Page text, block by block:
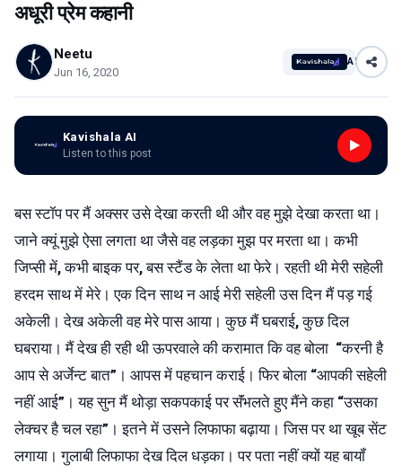
अधूरी प्रेम कहानी
Neetu
Jun 16, 2020
AI
Kavishala AI
Listen to this post
बस स्टॉप पर मैं अक्सर उसे देखा करती थी और वह मुझे देखा करता था।
जाने क्यूं मुझे ऐसा लगता था जैसे वह लड़का मुझ पर मरता था। कभी
जिप्सी में,कभी बाइक पर,बस स्टैंड के लेता था फेरे। रहती थी मेरी सहेली
हरदम साथ में मेरे। एक दिन साथ न आई मेरी सहेली उस दिन मैं पड़ गई
अकेली। देख अकेली वह मेरे पास आया। कुछ मैं घबराई,कुछ दिल
घबराया। मैं देख ही रही थी ऊपरवाले की करामात कि वह बोला “करनी है
आप से अर्जेन्ट बात” । आपस में पहचान कराई। फिर बोला “आपकी सहेली
नहीं आई” । यह सुन मैं थोड़ा सकपकाई पर सॅंभलते हुए मैंने कहा “उसका
लेक्चर है चल रहा” । इतने में उसने लिफाफा बढ़ाया। जिस पर था खूब सेंट
लगाया। गुलाबी लिफाफा देख दिल धड़का। पर पता नहीं क्यों यह बायॉं